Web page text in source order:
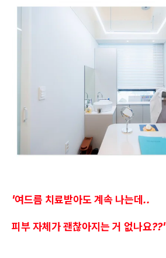
'여드름 치료받아도 계속 나는데..
피부 자체가 괜찮아지는 거 없나요??'